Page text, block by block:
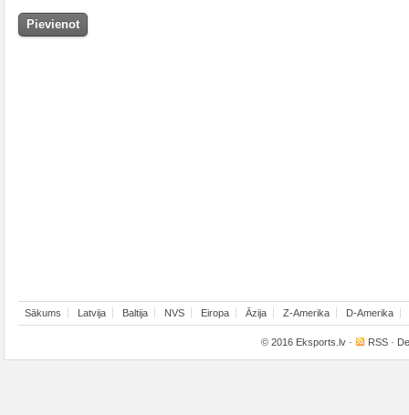
Sākums Latvija Baltija NVS Eiropa Āzija Z-Amerika D-Amerika
© 2016 Eksports.lv · RSS ·